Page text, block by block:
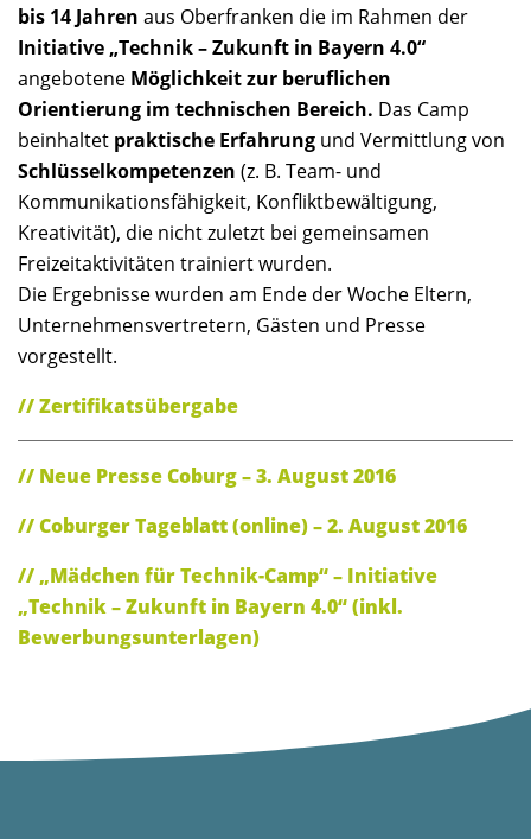
bis 14 Jahren aus Oberfranken die im Rahmen der
Initiative „Technik – Zukunft in Bayern 4.0“
angebotene Möglichkeit zur beruflichen
Orientierung im technischen Bereich. Das Camp
beinhaltet praktische Erfahrung und Vermittlung von
Schlüsselkompetenzen (z. B. Team- und
Kommunikationsfähigkeit, Konfliktbewältigung,
Kreativität), die nicht zuletzt bei gemeinsamen
Freizeitaktivitäten trainiert wurden.
Die Ergebnisse wurden am Ende der Woche Eltern,
Unternehmensvertretern, Gästen und Presse
vorgestellt.
// Zertifikatsübergabe
// Neue Presse Coburg – 3. August 2016
// Coburger Tageblatt (online) – 2. August 2016
// „Mädchen für Technik-Camp“ – Initiative
„Technik – Zukunft in Bayern 4.0“ (inkl.
Bewerbungsunterlagen)